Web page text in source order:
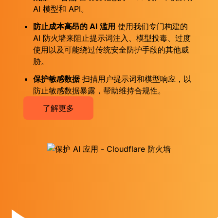
AI 模型和 API。
防止成本高昂的 AI 滥用 使用我们专门构建的
AI 防火墙来阻止提示词注入、模型投毒、过度
使用以及可能绕过传统安全防护手段的其他威
胁。
保护敏感数据扫描用户提示词和模型响应，以
防止敏感数据暴露，帮助维持合规性。
了解更多